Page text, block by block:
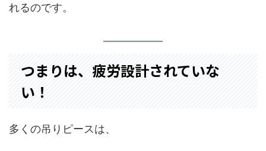
れるのです。
つまりは、疲労設計されていな
い！
多くの吊りピースは、